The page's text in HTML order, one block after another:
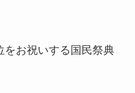
をお祝いする国民祭典